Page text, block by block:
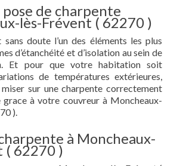
de charpente
lès-Frévent ( 62270 )
sans doute l’un des éléments les plus
d’étanchéité et d’isolation au sein de
Et pour que votre habitation soit
de températures extérieures,
sur une charpente correctement
à votre couvreur à Moncheaux-
).
à Moncheaux-
( 62270 )